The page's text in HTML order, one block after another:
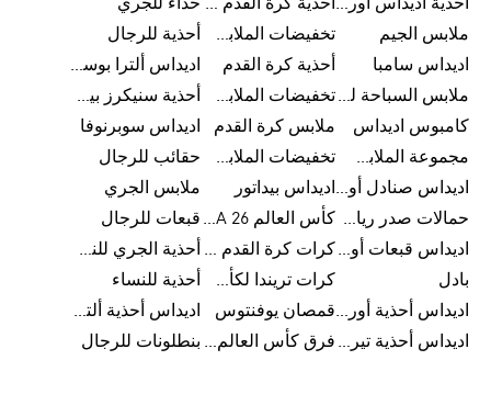
أحذية اديداس أورجينال للنساء
أحذية كرة القدم للرجال حذاء للجري
ملابس الجيم
تخفيضات الملابس للأطفال
أحذية للرجال
اديداس سامبا
أحذية كرة القدم
اديداس ألترا بوست
ملابس السباحة للرجال
تخفيضات الملابس الرياضية
أحذية سنيكرز بيضاء للرجال
كامبوس اديداس
ملابس كرة القدم
اديداس سوبرنوفا
مجموعة الملابس الرياضية
تخفيضات الملابس للرجال
حقائب للرجال
اديداس صنادل أورجينال للنساء اديداس بيداتور
ملابس الجري
حمالات صدر رياضية
كأس العالم FIFA 26™ قبعات للرجال
اديداس قبعات أورجينال للرجال
كرات كرة القدم للرجال
أحذية الجري للنساء
بادل
كرات تريندا لكأس العالم FIFA 26™
أحذية للنساء
اديداس أحذية أورجينال للرجالقمصان يوفنتوس
اديداس أحذية ألترا بوست للرجال
اديداس أحذية تيريكس
فرق كأس العالم FIFA 26™ بنطلونات للرجال